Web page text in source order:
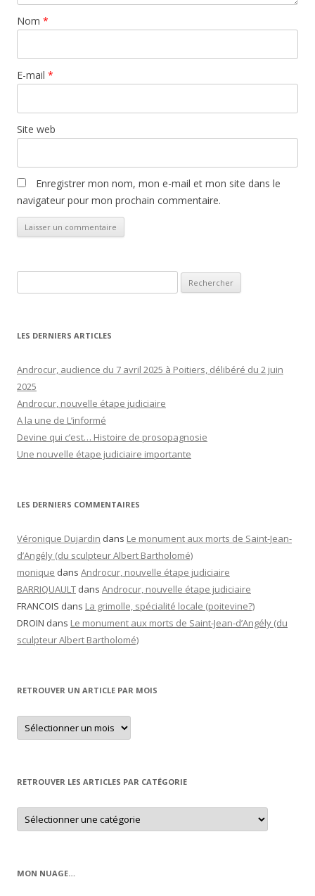
Nom *
E-mail *
Site web
Enregistrer mon nom, mon e-mail et mon site dans le
navigateur pour mon prochain commentaire.
LES DERNIERS ARTICLES
Androcur, audience du 7 avril 2025 à Poitiers, délibéré du 2 juin
2025
Androcur, nouvelle étape judiciaire
A la une de L’informé
Devine qui c’est… Histoire de prosopagnosie
Une nouvelle étape judiciaire importante
LES DERNIERS COMMENTAIRES
Véronique Dujardin dans Le monument aux morts de Saint-Jean-
d’Angély (du sculpteur Albert Bartholomé)
monique dans Androcur, nouvelle étape judiciaire
BARRIQUAULT dans Androcur, nouvelle étape judiciaire
FRANCOIS dans La grimolle, spécialité locale (poitevine?)
DROIN dans Le monument aux morts de Saint-Jean-d’Angély (du
sculpteur Albert Bartholomé)
RETROUVER UN ARTICLE PAR MOIS
Retrouver
un
article
RETROUVER LES ARTICLES PAR CATÉGORIE
Retrouver
les
articles
MON NUAGE…